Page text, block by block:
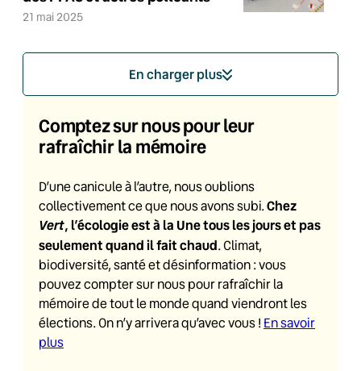
21 mai 2025
En charger plus
Comptez sur nous pour leur
rafraîchir la mémoire
D’une canicule à l’autre, nous oublions
collectivement ce que nous avons subi.Chez
Vert, l’écologie est à la Une tous les jours et pas
seulement quand il fait chaud. Climat,
biodiversité, santé et désinformation : vous
pouvez compter sur nous pour rafraîchir la
mémoire de tout le monde quand viendront les
élections. On n’y arrivera qu’avec vous ! En savoir
plus